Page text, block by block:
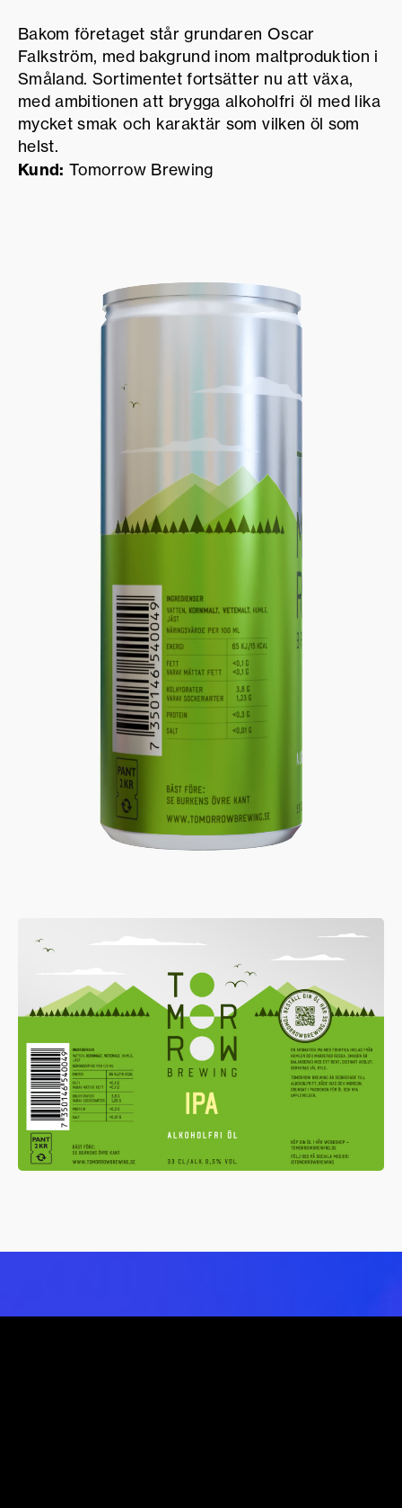
Bakom företaget står grundaren Oscar
Falkström, med bakgrund inom maltproduktion i
Småland. Sortimentet fortsätter nu att växa,
med ambitionen att brygga alkoholfri öl med lika
mycket smak och karaktär som vilken öl som
helst.
Kund: Tomorrow Brewing